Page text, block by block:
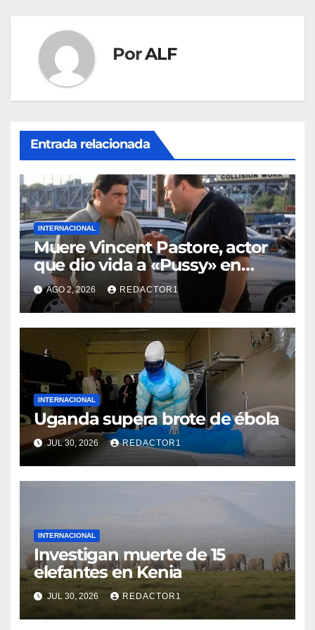
PorALF
Entrada relacionada
INTERNACIONAL
Muere Vincent Pastore, actor
que dio vida a «Pussy» en
«Los Soprano»
AGO 2, 2026 REDACTOR1
INTERNACIONAL
Uganda supera brote de ébola
JUL 30, 2026 REDACTOR1
INTERNACIONAL
Investigan muerte de 15
elefantes en Kenia
JUL 30, 2026 REDACTOR1